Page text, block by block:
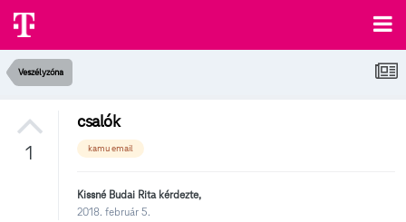
Veszélyzóna
1
csalók
kamu email
Kissné Budai Ritakérdezte,
2018. február 5.